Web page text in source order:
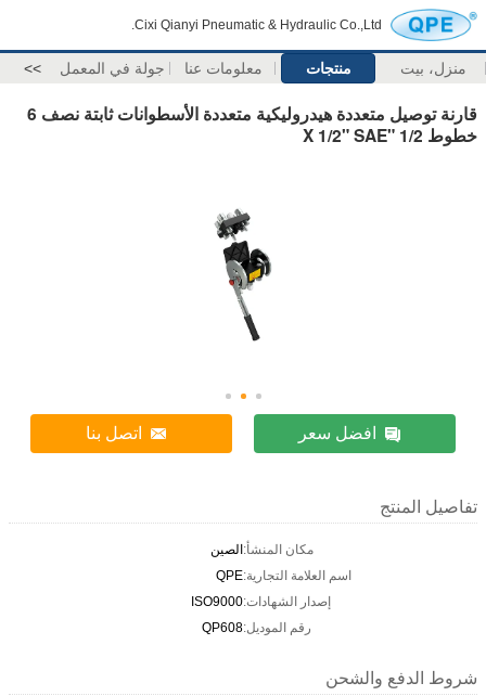
Cixi Qianyi Pneumatic & Hydraulic Co.,Ltd.
منزل، بيت منتجات معلومات عنا جولة في المعمل >>
قارنة توصيل متعددة هيدروليكية متعددة الأسطوانات ثابتة نصف 6
خطوط 1/2 "X 1/2" SAE
افضل سعر اتصل بنا
تفاصيل المنتج
مكان المنشأ:الصين
اسم العلامة التجارية:QPE
إصدار الشهادات:ISO9000
رقم الموديل: QP608
شروط الدفع والشحن